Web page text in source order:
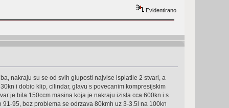
Evidentirano
nakraju su se od svih gluposti najvise isplatile 2 stvari, a
i dobio klip, cilindar, glavu s povecanim kompresijskim
je bila 150ccm masina koja je nakraju izisla cca 600kn i s
95, bez problema se odrzava 80kmh uz 3-3.5l na 100kn